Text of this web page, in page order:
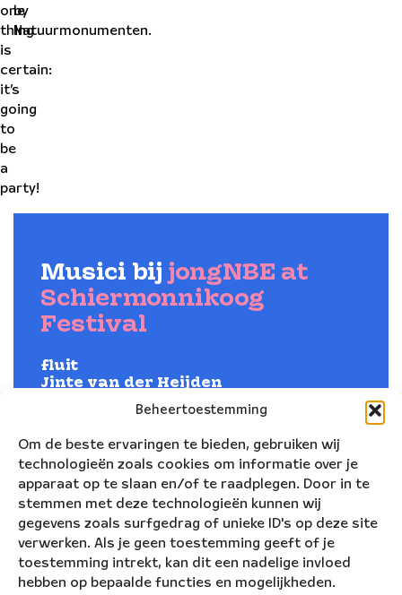
Beheertoestemming
Om de beste ervaringen te bieden, gebruiken wij
technologieën zoals cookies om informatie over je
apparaat op te slaan en/of te raadplegen. Door in te
stemmen met deze technologieën kunnen wij
gegevens zoals surfgedrag of unieke ID's op deze site
verwerken. Als je geen toestemming geeft of je
toestemming intrekt, kan dit een nadelige invloed
hebben op bepaalde functies en mogelijkheden.
one
thing
is
certain:
it’s
going
to
be
a
party!
by
Natuurmonumenten.
Musici bij jongNBE at
Schiermonnikoog
Festival
fluit
Jinte van der Heijden
Olivia Belzuz OteroAnna Phylactou
Pablo Reina Ortiz
slagwerk
Matías Munín Giadáns
trombone
Juan Cancer Navarro
hoorn
Sybren Faber
trompet
Albert Baciu
saxofoon
Silvan van den Boom
klarinet
Paulien Backer